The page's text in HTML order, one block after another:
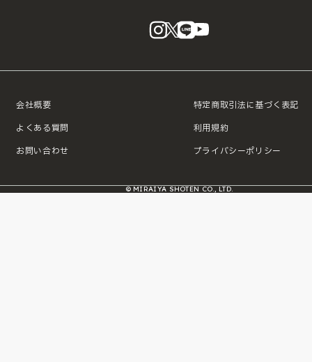
instagram
X LINE
会社概要
よくある質問
お問い合わせ
特定商取引法に基づく表記
利用規約
プライバシーポリシー
© MIRAIYA SHOTEN CO., LTD.